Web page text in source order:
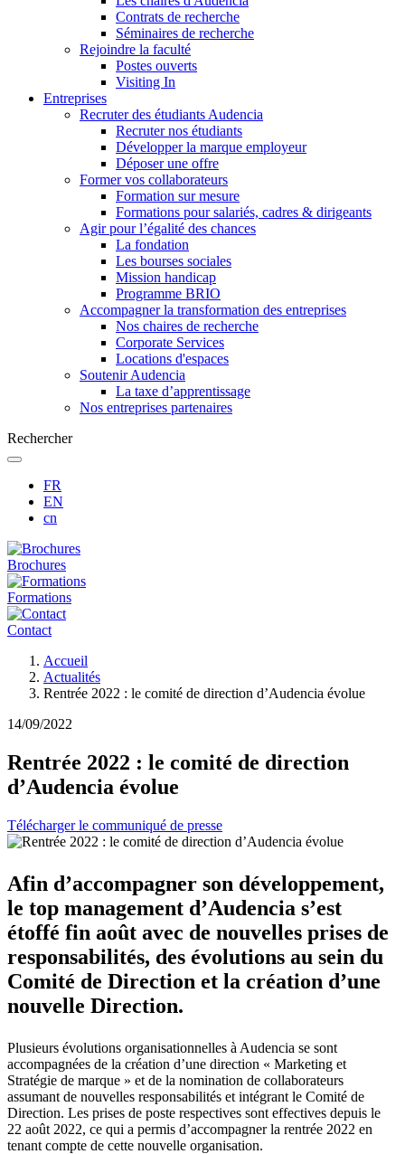
Contrats de recherche
Séminaires de recherche
Rejoindre la faculté
Postes ouverts
Visiting In
Entreprises
Recruter des étudiants Audencia
Recruter nos étudiants
Développer la marque employeur
Déposer une offre
Former vos collaborateurs
Formation sur mesure
Formations pour salariés, cadres & dirigeants
Agir pour l’égalité des chances
La fondation
Les bourses sociales
Mission handicap
Programme BRIO
Accompagner la transformation des entreprises
Nos chaires de recherche
Corporate Services
Locations d'espaces
Soutenir Audencia
La taxe d’apprentissage
Nos entreprises partenaires
Rechercher
FR
EN
cn
Brochures
Formations
Contact
d'Ariane
Accueil
Actualités
Rentrée 2022 : le comité de direction d’Audencia évolue
14/09/2022
Rentrée 2022 : le comité de direction
d’Audencia évolue
Télécharger le communiqué de presse
Afin d’accompagner son développement,
le top management d’Audencia s’est
étoffé fin août avec de nouvelles prises de
responsabilités, des évolutions au sein du
Comité de Direction et la création d’une
nouvelle Direction.
Plusieurs évolutions organisationnelles à Audencia se sont
accompagnées de la création d’une direction « Marketing et
Stratégie de marque » et de la nomination de collaborateurs
assumant de nouvelles responsabilités et intégrant le Comité de
Direction. Les prises de poste respectives sont effectives depuis le
22 août 2022, ce qui a permis d’accompagner la rentrée 2022 en
tenant compte de cette nouvelle organisation.